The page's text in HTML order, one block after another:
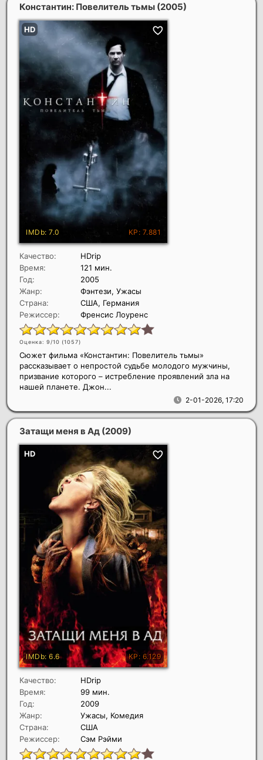
Константин: Повелитель тьмы (2005)
Качество:
HDrip
Время:
121 мин.
Год:
2005
Жанр:
Фэнтези, Ужасы
Страна:
США, Германия
Режиссер:
Френсис Лоуренс
Оценка: 9/10 (1057)
2-01-2026, 17:20
Сюжет фильма «Константин: Повелитель тьмы»
рассказывает о непростой судьбе молодого мужчины,
призвание которого – истребление проявлений зла на
нашей планете. Джон...
Затащи меня в Ад (2009)
Качество:
HDrip
Время:
99 мин.
Год:
2009
Жанр:
Ужасы, Комедия
Страна:
США
Режиссер:
Сэм Рэйми